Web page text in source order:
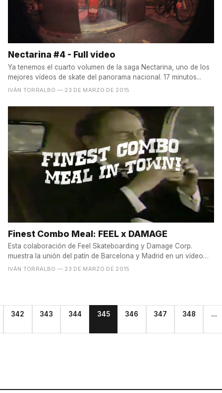
Nectarina #4 - Full video
Ya tenemos el cuarto volumen de la saga Nectarina, uno de los
mejores vídeos de skate del panorama nacional. 17 minutos...
IVÁN TORRALBO — 23 DE MARZO DE 2015
Finest Combo Meal: FEEL x DAMAGE
Esta colaboración de Feel Skateboarding y Damage Corp.
muestra la unión del patín de Barcelona y Madrid en un vídeo
en...
IVÁN TORRALBO — 23 DE MARZO DE 2015
342 343 344 345 346 347 348 ...